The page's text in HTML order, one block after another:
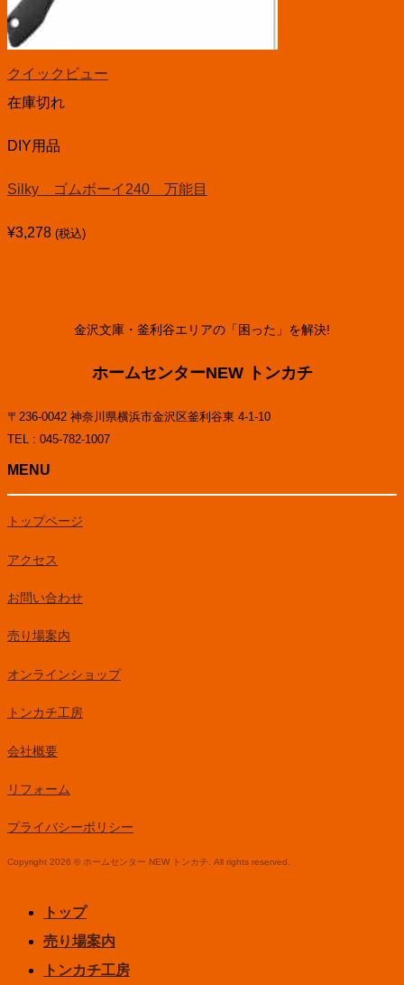
クイックビュー
在庫切れ
DIY用品
Silky ゴムボーイ240 万能目
¥3,278 (税込)
金沢文庫・釜利谷エリアの「困った」を解決!
ホームセンターNEW トンカチ
〒236-0042 神奈川県横浜市金沢区釜利谷東 4-1-10
TEL : 045-782-1007
MENU
トップページ
アクセス
お問い合わせ
売り場案内
オンラインショップ
トンカチ工房
会社概要
リフォーム
プライバシーポリシー
Copyright 2026 © ホームセンター NEW トンカチ. All rights reserved.
トップ
売り場案内
トンカチ工房